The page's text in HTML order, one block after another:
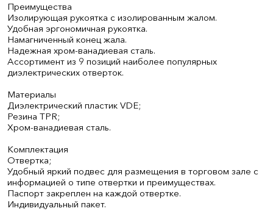
Преимущества
Изолирующая рукоятка с изолированным жалом.
Удобная эргономичная рукоятка.
Намагниченный конец жала.
Надежная хром-ванадиевая сталь.
Ассортимент из 9 позиций наиболее популярных
диэлектрических отверток.
Материалы
Диэлектрический пластик VDE;
Резина TPR;
Хром-ванадиевая сталь.
Комплектация
Отвертка;
Удобный яркий подвес для размещения в торговом зале с
информацией о типе отвертки и преимуществах.
Паспорт закреплен на каждой отвертке.
Индивидуальный пакет.